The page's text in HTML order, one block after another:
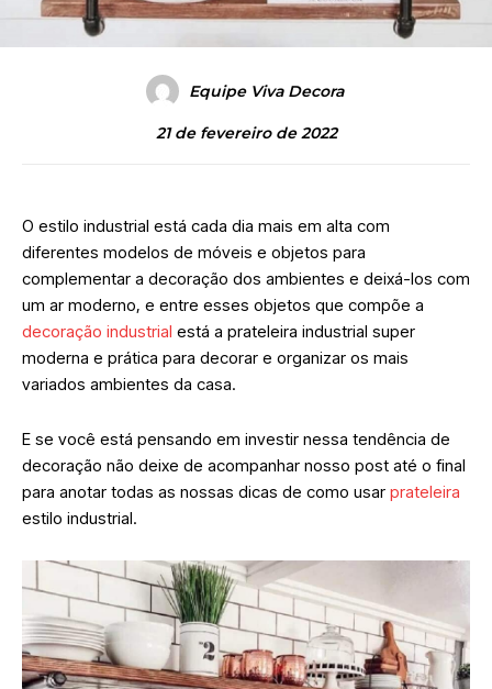
Equipe Viva Decora
21 de fevereiro de 2022
O estilo industrial está cada dia mais em alta com
diferentes modelos de móveis e objetos para
complementar a decoração dos ambientes e deixá-los com
um ar moderno, e entre esses objetos que compõe a
decoração industrial está a prateleira industrial super
moderna e prática para decorar e organizar os mais
variados ambientes da casa.
E se você está pensando em investir nessa tendência de
decoração não deixe de acompanhar nosso post até o final
para anotar todas as nossas dicas de como usar prateleira
estilo industrial.